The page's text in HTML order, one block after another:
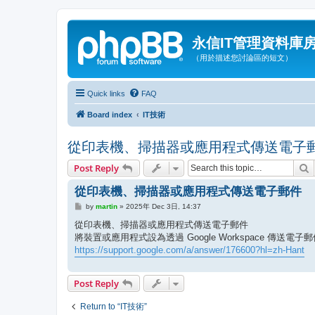
永信IT管理資料庫
（用於描述您討論區的短文）
Quick links FAQ
Board index IT技術
從印表機、掃描器或應用程式傳送電子
Post Reply
從印表機、掃描器或應用程式傳送電子郵件
P
s
t
by martin» 2025年 Dec 3日, 14:37
從印表機、掃描器或應用程式傳送電子郵件
將裝置或應用程式設為透過 Google Workspace 傳送電子郵
https://support.google.com/a/answer/176600?hl=zh-Hant
Post Reply
Return to “IT技術”